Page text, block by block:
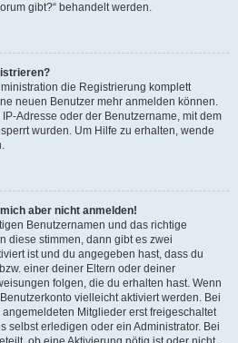
gibt?“ behandelt werden.
die Registrierung komplett
neuen Benutzer mehr anmelden können.
Adresse oder der Benutzername, mit dem
wurden. Um Hilfe zu erhalten, wende
aber nicht anmelden!
Benutzernamen und das richtige
diese stimmen, dann gibt es zwei
ist und du angegeben hast, dass du
einer deiner Eltern oder deiner
folgen, die du erhalten hast. Wenn
vielleicht aktiviert werden. Bei
Mitglieder erst freigeschaltet
selbst erledigen oder ein Administrator. Bei